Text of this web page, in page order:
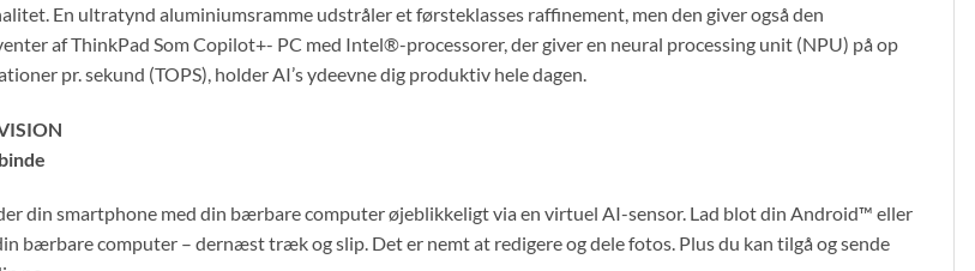
En ultratynd aluminiumsramme udstråler et førsteklasses raffinement, men den giver også den
af ThinkPad Som Copilot+- PC med Intel®-processorer, der giver en neural processing unit (NPU) på op
pr. sekund (TOPS), holder AI’s ydeevne dig produktiv hele dagen.
din smartphone med din bærbare computer øjeblikkeligt via en virtuel AI-sensor. Lad blot din Android™ eller
bærbare computer – dernæst træk og slip. Det er nemt at redigere og dele fotos. Plus du kan tilgå og sende